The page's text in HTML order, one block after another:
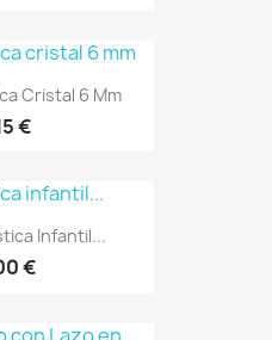
Cristal 6 Mm
€
Infantil...
€